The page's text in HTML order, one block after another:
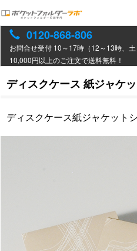
0120-868-806
お問合せ受付 10～17時（12～13時、土
10,000円以上のご注文で送料無料！
ディスクケース 紙ジャケ
ディスクケース紙ジャケット